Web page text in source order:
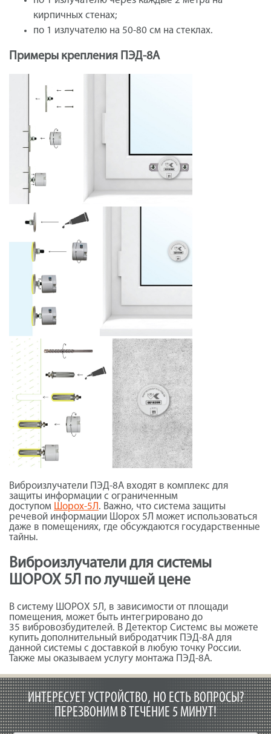
кирпичных стенах;
по 1 излучателю на 50-80 см на стеклах.
Примеры крепления ПЭД-8А
Виброизлучатели ПЭД-8А входят в комплекс для
защиты информации с ограниченным
доступом Шорох-5Л . Важно, что система защиты
речевой информации Шорох 5Л может использоваться
даже в помещениях, где обсуждаются государственные
тайны.
Виброизлучатели для системы
ШОРОХ 5Л по лучшей цене
В систему ШОРОХ 5Л, в зависимости от площади
помещения, может быть интегрировано до
35 вибровозбудителей. В Детектор Системс вы можете
купить дополнительный вибродатчик ПЭД-8А для
данной системы с доставкой в любую точку России.
Также мы оказываем услугу монтажа ПЭД-8А.
ИНТЕРЕСУЕТ УСТРОЙСТВО, НО ЕСТЬ ВОПРОСЫ?
ПЕРЕЗВОНИМ В ТЕЧЕНИЕ 5 МИНУТ!